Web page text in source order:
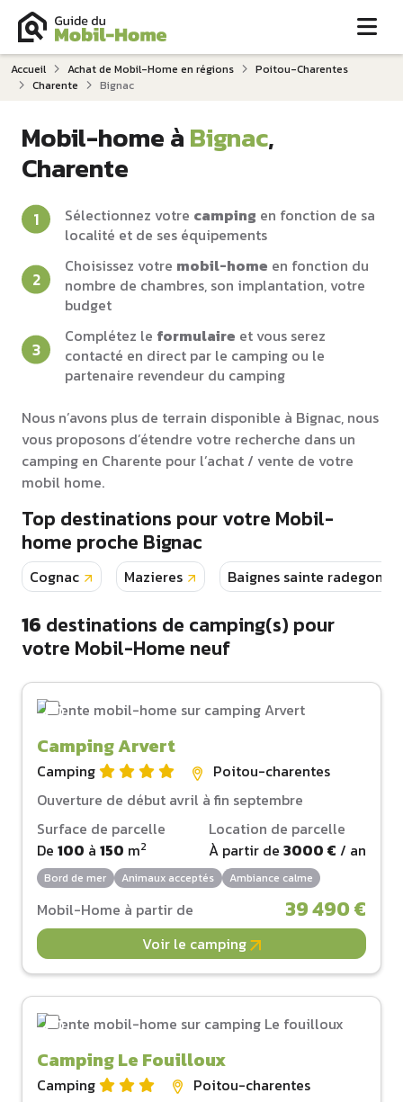
Accueil Achat de Mobil-Home en régions
Poitou-Charentes
Charente
Bignac
Mobil-home àBignac,
Charente
Sélectionnez votre camping en fonction de sa
localité et de ses équipements
Choisissez votre mobil-home en fonction du
nombre de chambres, son implantation, votre
budget
Complétez le formulaire et vous serez
contacté en direct par le camping ou le
partenaire revendeur du camping
Nous n’avons plus de terrain disponible à Bignac, nous
vous proposons d’étendre votre recherche dans un
camping en Charente pour l’achat / vente de votre
mobil home.
Top destinations pour votre Mobil-
home proche Bignac
Cognac Mazieres Baignes sainte radegonde
16 destinations de camping(s) pour
votre Mobil-Home neuf
Camping Arvert
Camping
Poitou-charentes
Ouverture de début avril à fin septembre
Surface de parcelle
De 100 à 150 m2
Location de parcelle
À partir de 3000 € / an
Bord de mer Animaux acceptés Ambiance calme
Mobil-Home à partir de 39 490 €
Voir le camping
Camping Le Fouilloux
Camping
Poitou-charentes